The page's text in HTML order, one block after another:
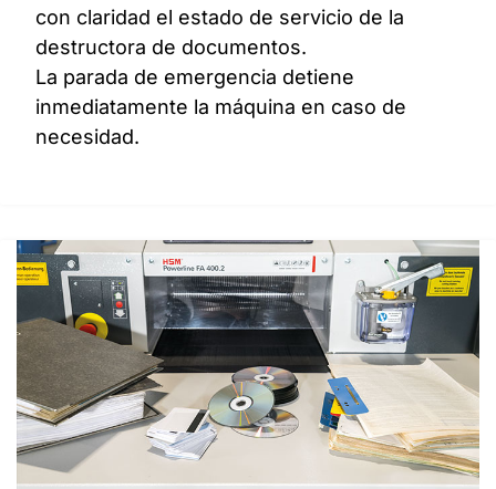
con claridad el estado de servicio de la
destructora de documentos.
La parada de emergencia detiene
inmediatamente la máquina en caso de
necesidad.